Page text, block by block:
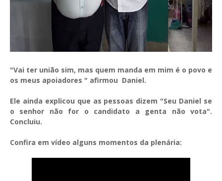
"Vai ter união sim, mas quem manda em mim é o povo e
os meus apoiadores " afirmou Daniel.
Ele ainda explicou que as pessoas dizem "Seu Daniel se
o senhor não for o candidato a genta não vota".
Concluiu.
Confira em vídeo alguns momentos da plenária: